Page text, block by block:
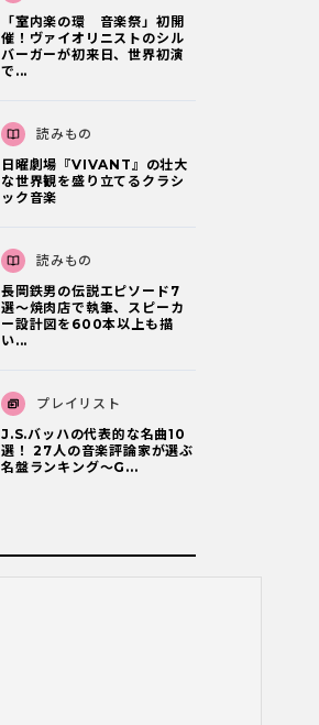
「室内楽の環 音楽祭」初開
催！ヴァイオリニストのシル
バーガーが初来日、世界初演
で...
読みもの
日曜劇場『VIVANT』の壮大
な世界観を盛り立てるクラシ
ック音楽
読みもの
長岡鉄男の伝説エピソード7
選〜焼肉店で執筆、スピーカ
ー設計図を600本以上も描
い...
プレイリスト
J.S.バッハの代表的な名曲10
選！ 27人の音楽評論家が選ぶ
名盤ランキング〜G...